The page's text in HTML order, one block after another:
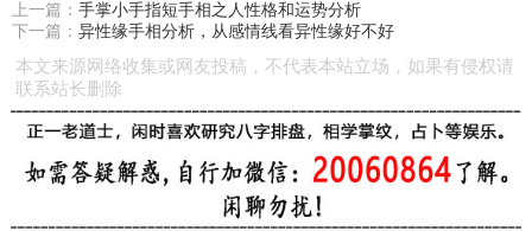
上一篇： 手掌小手指短手相之人性格和运势分析
下一篇： 异性缘手相分析，从感情线看异性缘好不好
本文来源网络收集或网友投稿，不代表本站立场，如果有侵权请
联系站长删除